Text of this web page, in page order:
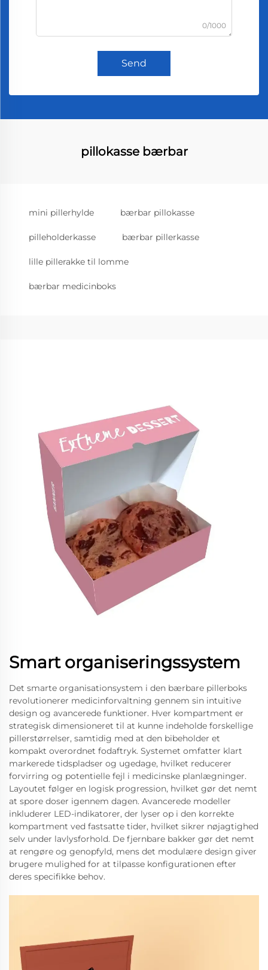
0/1000
Send
pillokasse bærbar
mini pillerhylde bærbar pillokasse
pilleholderkasse bærbar pillerkasse
lille pillerakke til lomme
bærbar medicinboks
Smart organiseringssystem
Det smarte organisationsystem i den bærbare pillerboks
revolutionerer medicinforvaltning gennem sin intuitive
design og avancerede funktioner. Hver kompartment er
strategisk dimensioneret til at kunne indeholde forskellige
pillerstørrelser, samtidig med at den bibeholder et
kompakt overordnet fodaftryk. Systemet omfatter klart
markerede tidspladser og ugedage, hvilket reducerer
forvirring og potentielle fejl i medicinske planlægninger.
Layoutet følger en logisk progression, hvilket gør det nemt
at spore doser igennem dagen. Avancerede modeller
inkluderer LED-indikatorer, der lyser op i den korrekte
kompartment ved fastsatte tider, hvilket sikrer nøjagtighed
selv under lavlysforhold. De fjernbare bakker gør det nemt
at rengøre og genopfyld, mens det modulære design giver
brugere mulighed for at tilpasse konfigurationen efter
deres specifikke behov.